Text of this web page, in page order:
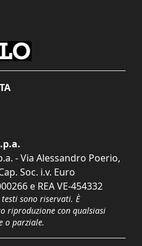
- Via Alessandro Poerio,
Soc. i.v. Euro
e REA VE-454332
sono riservati. È
riproduzione con qualsiasi
o parziale.